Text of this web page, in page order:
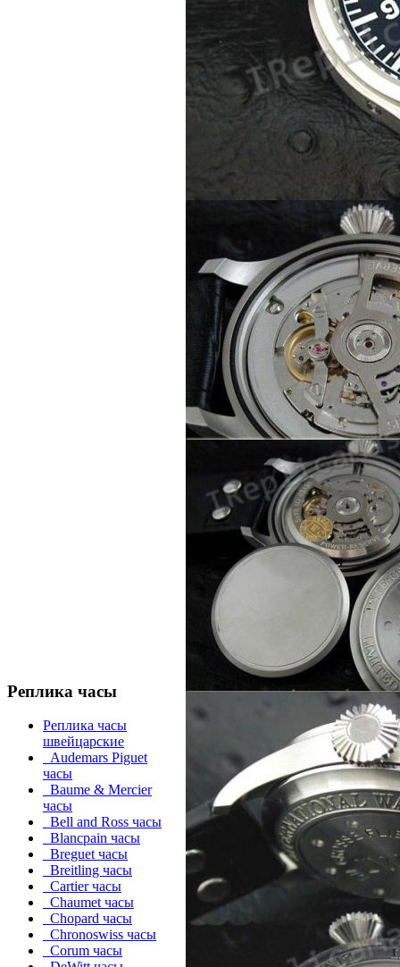
Реплика часы
Реплика часы
швейцарские
Audemars Piguet
часы
Baume & Mercier
часы
Bell and Ross часы
Blancpain часы
Breguet часы
Breitling часы
Cartier часы
Chaumet часы
Chopard часы
Chronoswiss часы
Corum часы